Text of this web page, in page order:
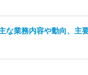
な業務内容や動向、主